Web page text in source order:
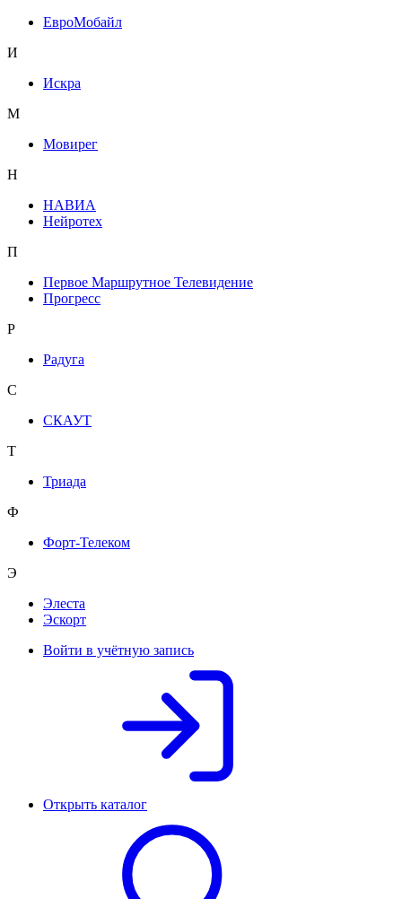
ЕвроМобайл
И
Искра
М
Мовирег
Н
НАВИА
Нейротех
П
Первое Маршрутное Телевидение
Прогресс
Р
Радуга
С
СКАУТ
Т
Триада
Ф
Форт-Телеком
Э
Элеста
Эскорт
Войти в учётную запись
Открыть каталог